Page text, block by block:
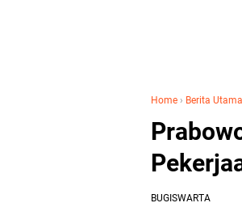
Home › Berita Utama
BUGISWARTA